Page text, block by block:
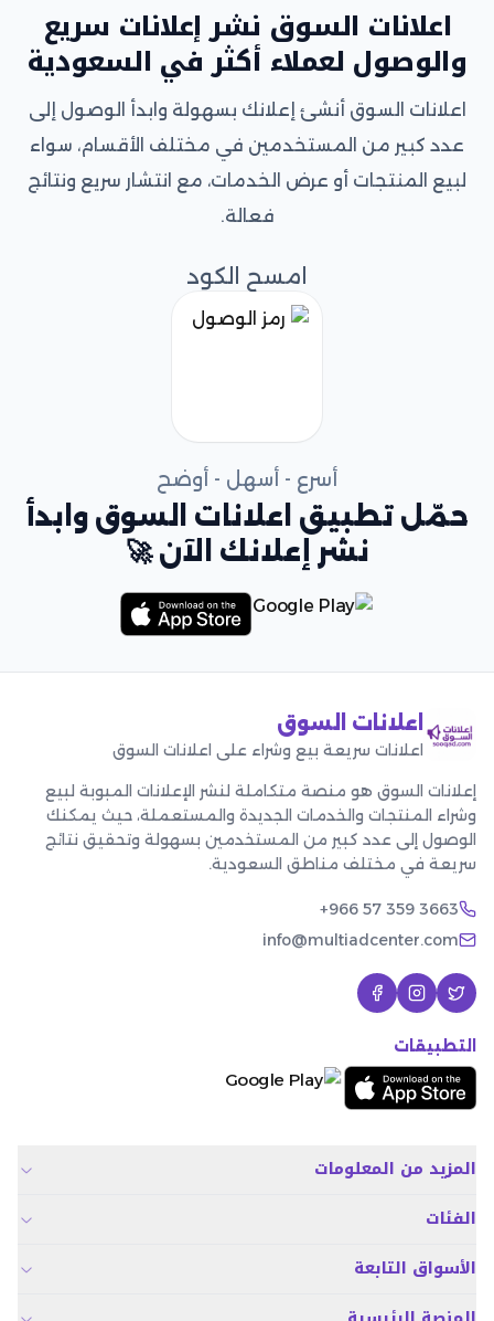
اعلانات السوق نشر إعلانات سريع
والوصول لعملاء أكثر في السعودية
اعلانات السوق أنشئ إعلانك بسهولة وابدأ الوصول إلى
عدد كبير من المستخدمين في مختلف الأقسام، سواء
لبيع المنتجات أو عرض الخدمات، مع انتشار سريع ونتائج
فعالة.
امسح الكود
أسرع - أسهل - أوضح
حمّل تطبيق اعلانات السوق وابدأ
نشر إعلانك الآن 🚀
اعلانات السوق
اعلانات سريعة بيع وشراء على اعلانات السوق
إعلانات السوق هو منصة متكاملة لنشر الإعلانات المبوبة لبيع
وشراء المنتجات والخدمات الجديدة والمستعملة، حيث يمكنك
الوصول إلى عدد كبير من المستخدمين بسهولة وتحقيق نتائج
سريعة في مختلف مناطق السعودية.
+966 57 359 3663
info@multiadcenter.com
التطبيقات
المزيد من المعلومات
الفئات
الأسواق التابعة